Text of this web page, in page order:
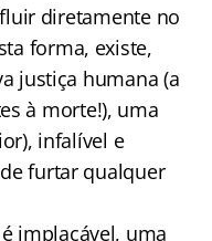
diretamente no
forma, existe,
justiça humana (a
à morte!), uma
infalível e
furtar qualquer
implacável, uma